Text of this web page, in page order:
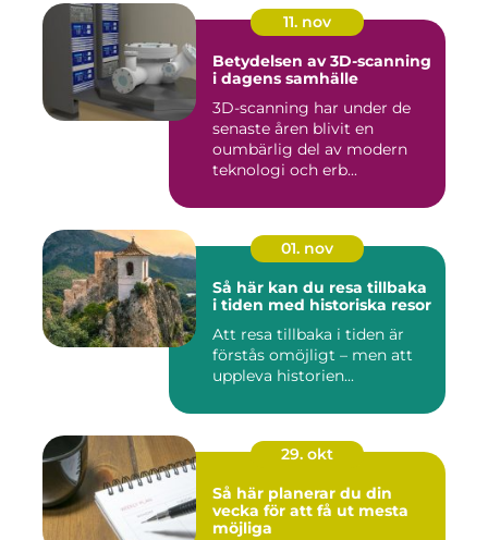
11. nov
Betydelsen av 3D-scanning
i dagens samhälle
3D-scanning har under de
senaste åren blivit en
oumbärlig del av modern
teknologi och erb...
01. nov
Så här kan du resa tillbaka
i tiden med historiska resor
Att resa tillbaka i tiden är
förstås omöjligt – men att
uppleva historien...
29. okt
Så här planerar du din
vecka för att få ut mesta
möjliga